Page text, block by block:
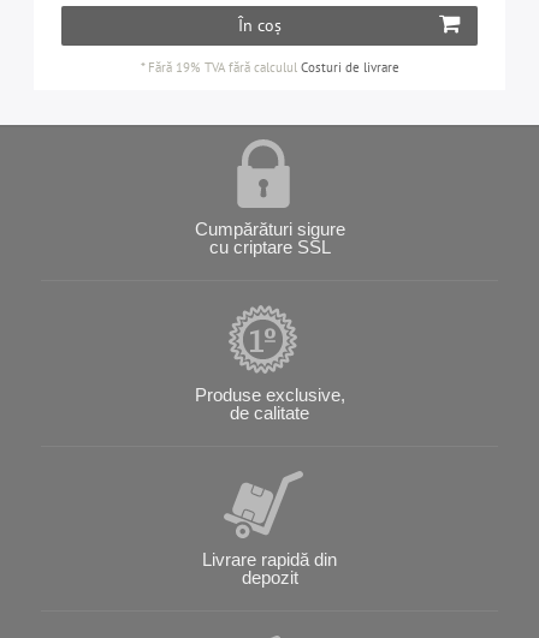
În coș
* Fără 19% TVAfără calculul Costuri de livrare
Cumpărături sigure
cu criptare SSL
Produse exclusive,
de calitate
Livrare rapidă din
depozit